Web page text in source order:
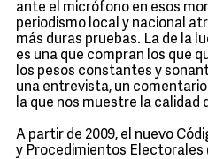
ante el micrófono en esos
periodismo local y nacional
más duras pruebas. La de la
es una que compran los que
los pesos constantes y
una entrevista, un
la que nos muestre la calidad
A partir de 2009, el nuevo
y Procedimientos Electorales